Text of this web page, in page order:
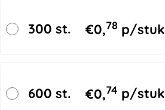
300 st. €0,78 p/stuk
600 st. €0,74 p/stuk